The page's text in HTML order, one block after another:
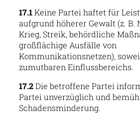
17.1Keine Partei haftet für
aufgrund höherer Gewalt (z. B.
Krieg, Streik, behördliche
großflächige Ausfälle von
Kommunikationsnetzen),
zumutbaren Einflussbereichs.
17.2Die betroffene Partei
Partei unverzüglich und
Schadensminderung.